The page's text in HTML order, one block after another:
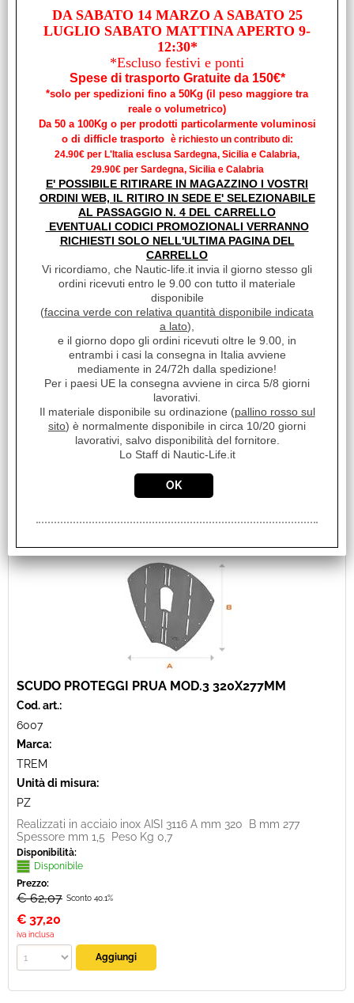
38,10
SCUDO PROTEGGI PRUA MOD.2 350X345MM
TREM
Unità di misura:
Disponibilità:
Disponibile su Ordinazione in circa 10/20gg (Tempistica indicativa
€ 89,52 Sconto 40%
SCUDO PROTEGGI PRUA MOD.3 320X277MM
Cod. art.:
6007
Marca:
TREM
Unità di misura:
PZ
Realizzati in acciaio inox AISI 3116 A mm 320 B mm 277
Spessore mm 1,5 Peso Kg 0,7
Disponibilità:
Disponibile
Prezzo:
€ 62,07 Sconto 40.1%
€ 37,20
iva inclusa
DA SABATO 14 MARZO A SABATO 25
LUGLIO SABATO MATTINA APERTO 9-
12:30*
*Escluso festivi e ponti
Spese di trasporto Gratuite da 150€*
*solo per spedizioni fino a 50Kg (il peso maggiore tra
reale o volumetrico)
Da 50 a 100Kg o per prodotti particolarmente voluminosi
o di difficle trasporto è richiesto un contributo di:
24.90€ per L'Italia esclusa Sardegna, Sicilia e Calabria,
29.90€ per Sardegna, Sicilia e Calabria
E' POSSIBILE RITIRARE IN MAGAZZINO I VOSTRI
ORDINI WEB, IL RITIRO IN SEDE E' SELEZIONABILE
AL PASSAGGIO N. 4 DEL CARRELLO
EVENTUALI CODICI PROMOZIONALI VERRANNO
RICHIESTI SOLO NELL'ULTIMA PAGINA DEL
CARRELLO
Vi ricordiamo, che Nautic-life.it invia il giorno stesso gli
ordini ricevuti entro le 9.00 con tutto il materiale
disponibile
(faccina verde con relativa quantità disponibile indicata
a lato),
e il giorno dopo gli ordini ricevuti oltre le 9.00, in
entrambi i casi la consegna in Italia avviene
mediamente in 24/72h dalla spedizione!
Per i paesi UE la consegna avviene in circa 5/8 giorni
lavorativi.
Il materiale disponibile su ordinazione (pallino rosso sul
sito) è normalmente disponibile in circa 10/20 giorni
lavorativi, salvo disponibilità del fornitore.
Lo Staff di Nautic-Life.it